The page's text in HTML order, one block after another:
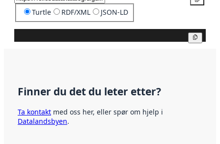
Turtle RDF/XML JSON-LD
Finner du det du leter etter?
Ta kontakt med oss her, eller spør om hjelp i
Datalandsbyen.